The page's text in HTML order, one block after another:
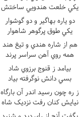
يکي خلعت هندويي ساختش
دو ياره بهاگير و دو گوشوار
يکي طوق پرگوهر شاهوار
هم از شاره هندي و تيغ هند
همه روي آهن سراسر پرند
بيامد ز قنوج برزوي شاد
بسي دانش نوگرفته بياد
ز ره چون رسيد اندر آن بارگاه
نيايش کنان رفت نزديک شاه